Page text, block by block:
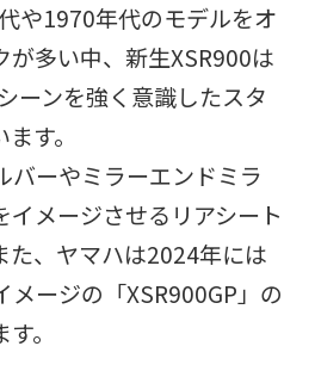
や1970年代のモデルをオ
が多い中、新生XSR900は
ーンを強く意識したスタ
す。
バーやミラーエンドミラ
イメージさせるリアシート
た、ヤマハは2024年には
メージの「XSR900GP」の
。